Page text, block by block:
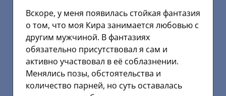
Вскоре, у меня появилась стойкая фантазия
о том, что моя Кира занимается любовью с
другим мужчиной. В фантазиях
обязательно присутствовал я сам и
активно участвовал в её соблазнении.
Менялись позы, обстоятельства и
количество парней, но суть оставалась